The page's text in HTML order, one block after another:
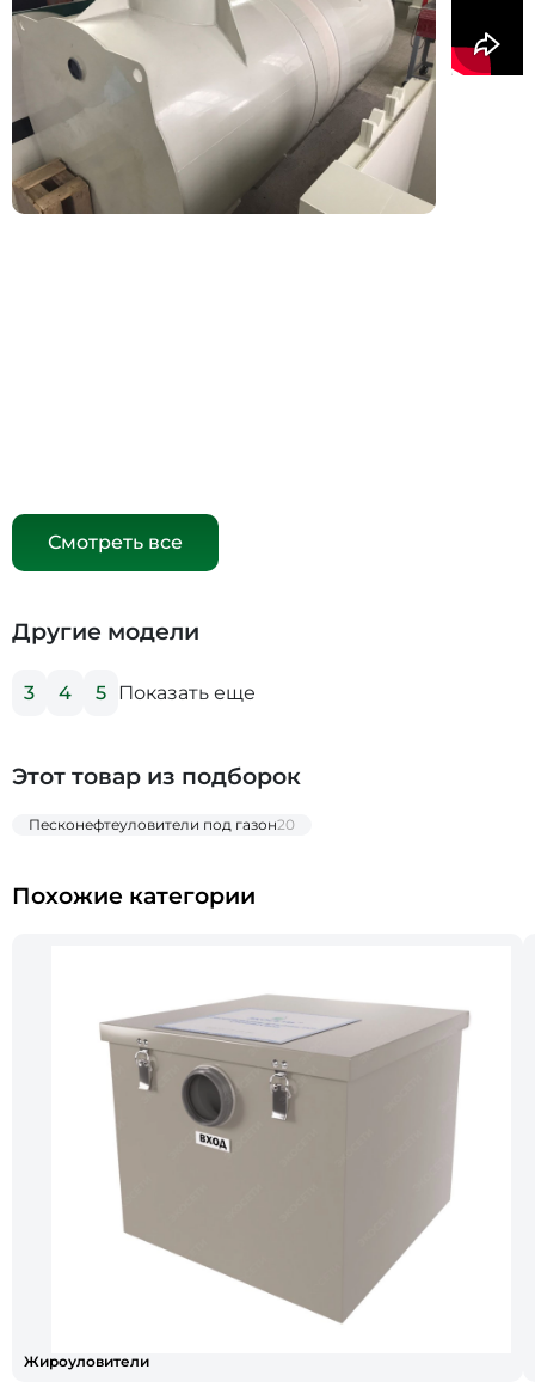
Смотреть все
Другие модели
3 4 5 Показать еще
Этот товар из подборок
Песконефтеуловители под газон20
Похожие категории
Жироуловители